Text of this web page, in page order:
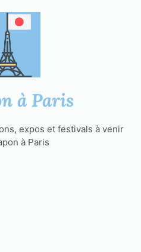
à Paris
expos et festivals à venir
à Paris